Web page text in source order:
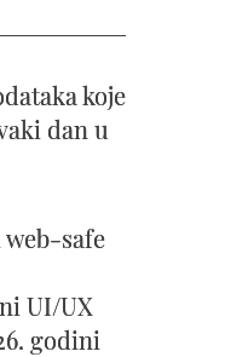
koje
dan u
safe
UI/UX
godini